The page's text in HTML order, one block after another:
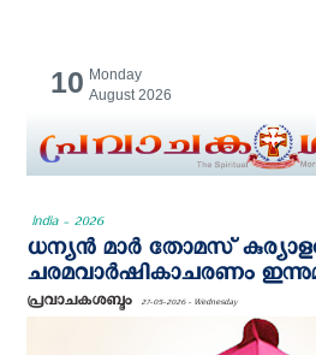
10 Monday
August 2026
India - 2026
ധന്യൻ മാർ തോമസ്
ചരമവാർഷികാചരണം
പ്രവാചകശബ്ദം 27-05-2026 - Wednesday